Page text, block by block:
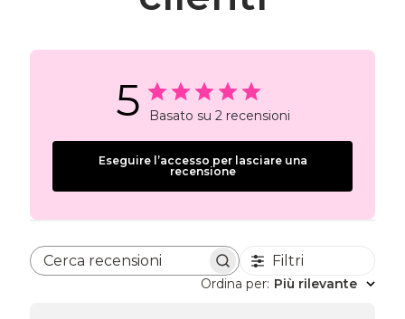
5 Basato su 2 recensioni
Eseguire l’accesso per lasciare una
recensione
Cerca recensioni Filtri
Ordina per: Più rilevante